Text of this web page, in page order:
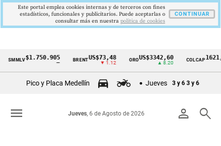
Cintillo
Colombia
$1.750.905 BRENT US$73,48
▼ 1.12
ORO US$3342,60
▲ 8.20
COLCAP1621,34
Pico y Placa Medellín Jueves 3 y 6 3 y 6
person search
Jueves, 6 de Agosto de 2026
menu
Este portal emplea cookies internas y de terceros con fines
estadísticos, funcionales y publicitarios. Puede aceptarlas o
consultar más en nuestra politica de cookies
CONTINUAR